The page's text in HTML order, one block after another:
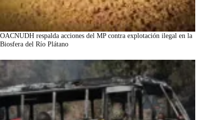
OACNUDH respalda acciones del MP contra explotación ilegal en la
Biosfera del Río Plátano